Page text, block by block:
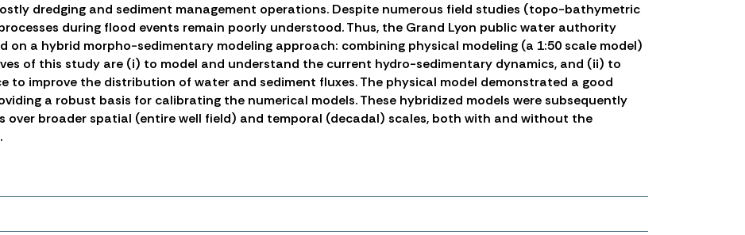
dredging and sediment management operations. Despite numerous field studies (topo-bathymetric
during flood events remain poorly understood. Thus, the Grand Lyon public water authority
a hybrid morpho-sedimentary modeling approach: combining physical modeling (a 1:50 scale model)
of this study are (i) to model and understand the current hydro-sedimentary dynamics, and (ii) to
to improve the distribution of water and sediment fluxes. The physical model demonstrated a good
a robust basis for calibrating the numerical models. These hybridized models were subsequently
over broader spatial (entire well field) and temporal (decadal) scales, both with and without the